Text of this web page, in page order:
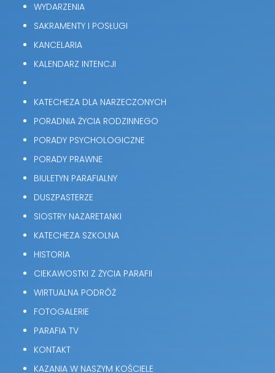
WYDARZENIA
SAKRAMENTY I POSŁUGI
KANCELARIA
KALENDARZ INTENCJI
KATECHEZA DLA NARZECZONYCH
PORADNIA ŻYCIA RODZINNEGO
PORADY PSYCHOLOGICZNE
PORADY PRAWNE
BIULETYN PARAFIALNY
DUSZPASTERZE
SIOSTRY NAZARETANKI
KATECHEZA SZKOLNA
HISTORIA
CIEKAWOSTKI Z ŻYCIA PARAFII
WIRTUALNA PODRÓŻ
FOTOGALERIE
PARAFIA TV
KONTAKT
KAZANIA W NASZYM KOŚCIELE